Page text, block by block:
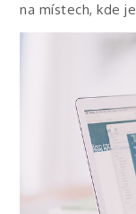
na místech, kde